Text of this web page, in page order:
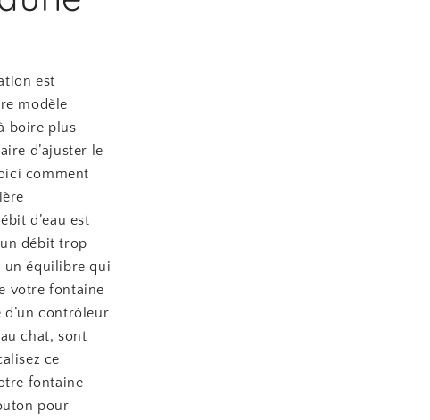
est
modèle
boire plus
d’ajuster le
comment
d’eau est
débit trop
un équilibre qui
votre fontaine
contrôleur
chat, sont
ce
fontaine
pour